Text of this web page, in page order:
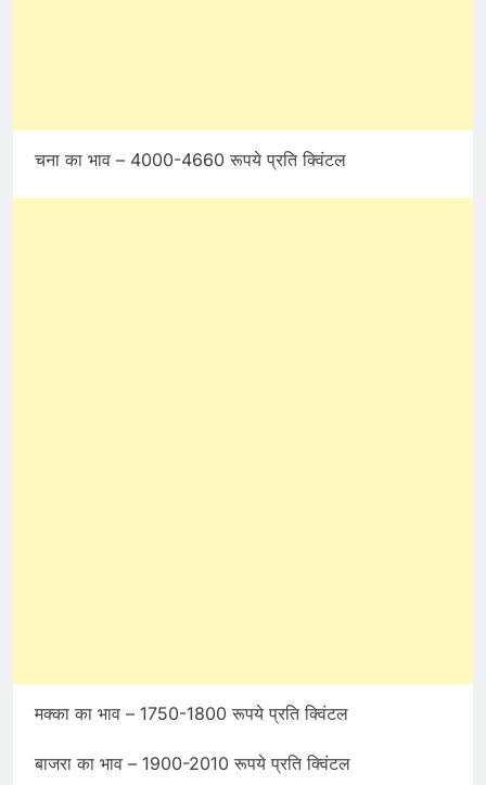
चना का भाव – 4000-4660 रूपये प्रति क्विंटल
मक्का का भाव – 1750-1800 रूपये प्रति क्विंटल
बाजरा का भाव – 1900-2010 रूपये प्रति क्विंटल